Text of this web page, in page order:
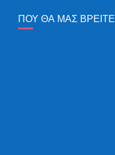
ΠΟΥ ΘΑ ΜΑΣ ΒΡΕΊΤΕ